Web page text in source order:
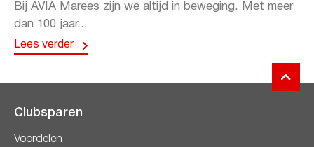
Bij AVIA Marees zijn we altijd in beweging. Met meer
dan 100 jaar...
Lees verder
Clubsparen
Voordelen